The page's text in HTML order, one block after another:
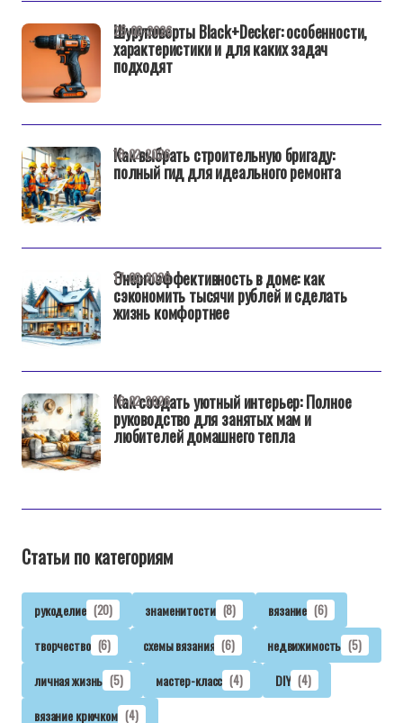
Шуруповерты Black+Decker: особенности,
характеристики и для каких задач
подходят
25-02-2026
Как выбрать строительную бригаду:
полный гид для идеального ремонта
18-02-2026
Энергоэффективность в доме: как
сэкономить тысячи рублей и сделать
жизнь комфортнее
17-02-2026
Как создать уютный интерьер: Полное
руководство для занятых мам и
любителей домашнего тепла
16-02-2026
Статьи по категориям
рукоделие (20) знаменитости (8) вязание (6)
творчество (6) схемы вязания (6) недвижимость (5)
личная жизнь (5) мастер-класс (4) DIY (4)
вязание крючком (4)